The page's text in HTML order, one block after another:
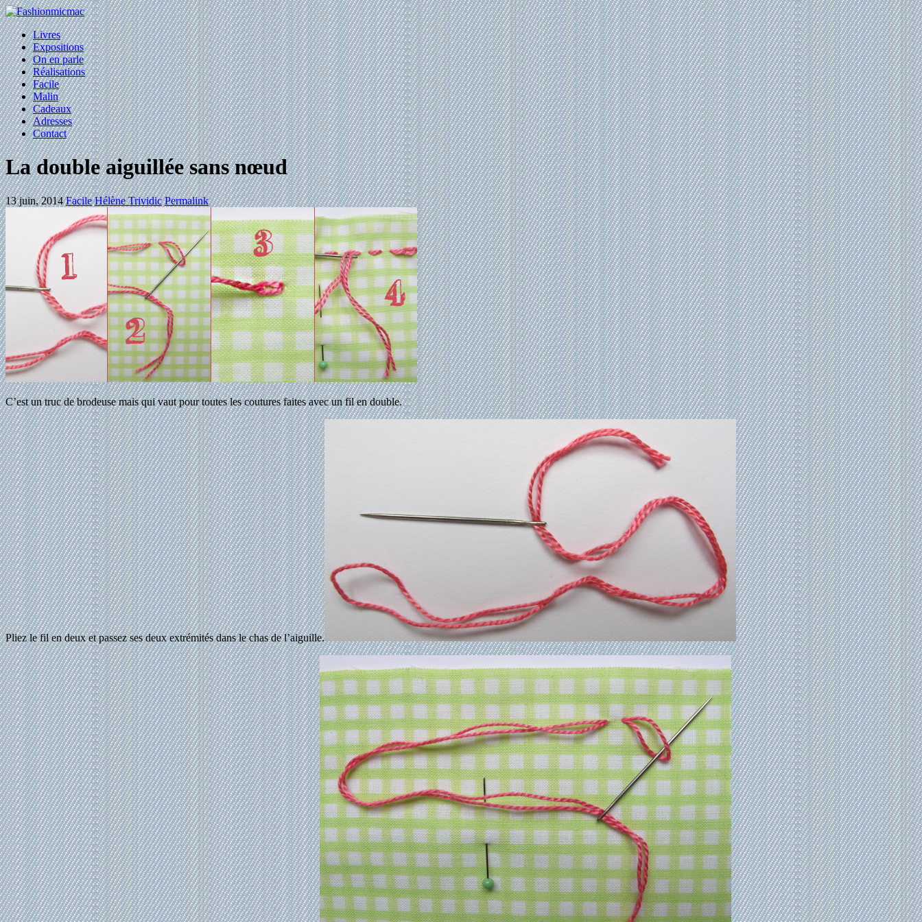
Livres
Expositions
On en parle
Réalisations
Facile
Malin
Cadeaux
Adresses
Contact
La double aiguillée sans nœud
13 juin, 2014 Facile Hélène Trividic Permalink
C’est un truc de brodeuse mais qui vaut pour toutes les coutures faites avec un fil en double.
Pliez le fil en deux et passez ses deux extrémités dans le chas de l’aiguille.